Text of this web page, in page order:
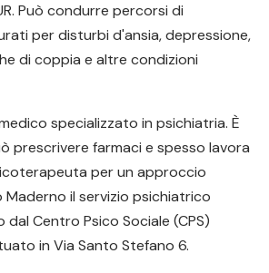
Può condurre percorsi di
per disturbi d'ansia, depressione,
di coppia e altre condizioni
specializzato in psichiatria. È
prescrivere farmaci e spesso lavora
per un approccio
il servizio psichiatrico
Centro Psico Sociale (CPS)
in Via Santo Stefano 6.